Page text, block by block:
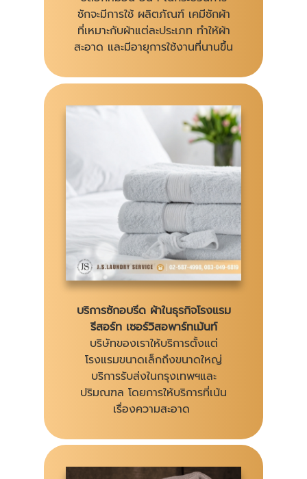
ซักจะมีการใช้ ผลิตภัณฑ์ เคมีซักผ้า
ที่เหมาะกับผ้าแต่ละประเภท ทำให้ผ้า
สะอาด และมีอายุการใช้งานที่นานขึ้น
บริการซักอบรีด ผ้าในธุรกิจโรงแรม
รีสอร์ท เซอร์วิสอพาร์ทเม้นท์
บริษัทของเราให้บริการตั้งแต่
โรงแรมขนาดเล็กถึงขนาดใหญ่
บริการรับส่งในกรุงเทพฯและ
ปริมณฑล โดยการให้บริการที่เน้น
เรื่องความสะอาด